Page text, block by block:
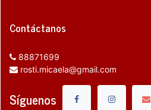
Contáctanos
88871699
rosti.micaela@gmail.com
Síguenos